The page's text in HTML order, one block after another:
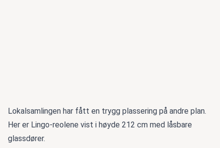
Lokalsamlingen har fått en trygg plassering på andre plan.
Her er Lingo-reolene vist i høyde 212 cm med låsbare
glassdører.